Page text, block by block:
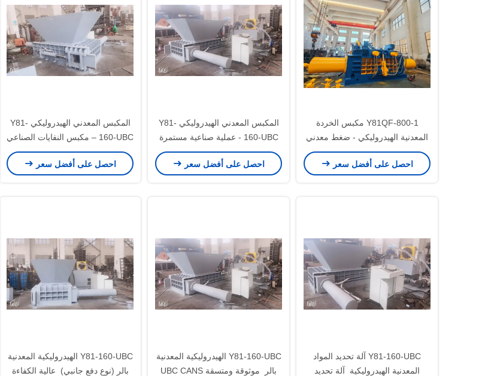
Y81QF-800-1 مكبس الخردة
المعدنية الهيدروليكي - ضغط معدني
آلي عالي الكثافة باستخدام واجهة
المستخدم البشرية (HMI)
احصل على أفضل سعر
المكبس المعدني الهيدروليكي Y81-
160-UBC - عملية صناعية مستمرة
بقدرة إنتاجية عالية
احصل على أفضل سعر
المكبس المعدني الهيدروليكي Y81-
160-UBC – مكبس النفايات الصناعي
متعدد الاستخدامات لأنواع المعادن
المتعددة
احصل على أفضل سعر
Y81-160-UBC آلة تحديد المواد
المعدنية الهيدروليكية ️ آلة تحديد
Y81-160-UBC الهيدروليكية المعدنية
بالر ️ موثوقة ومتسقة UBC CANS
Y81-160-UBC الهيدروليكية المعدنية
بالر (نوع دفع جانبي) ️ عالية الكفاءة